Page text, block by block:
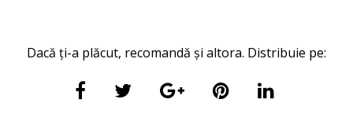
Dacă ți-a plăcut, recomandă și altora. Distribuie pe: